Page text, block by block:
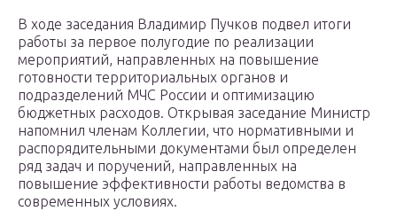
В ходе заседания Владимир Пучков подвел итоги
работы за первое полугодие по реализации
мероприятий, направленных на повышение
готовности территориальных органов и
подразделений МЧС России и оптимизацию
бюджетных расходов. Открывая заседание Министр
напомнил членам Коллегии, что нормативными и
распорядительными документами был определен
ряд задач и поручений, направленных на
повышение эффективности работы ведомства в
современных условиях.